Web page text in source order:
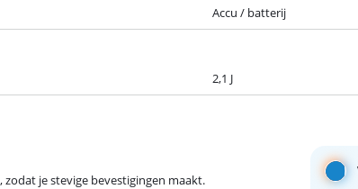
Accu / batterij
2,1 J
je stevige bevestigingen maakt.